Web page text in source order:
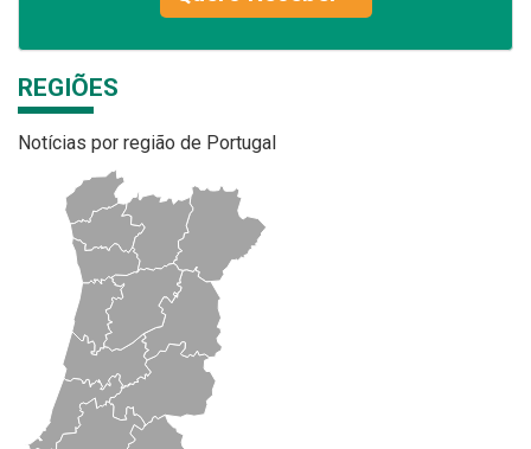
REGIÕES
Notícias por região de Portugal